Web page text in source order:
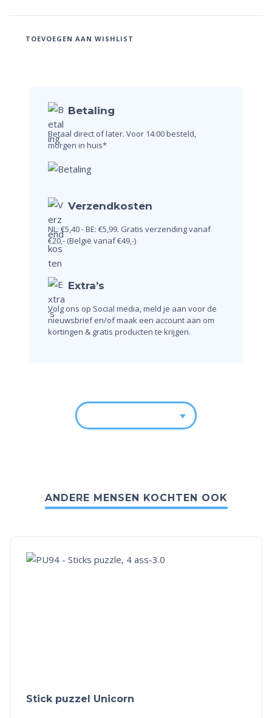
TOEVOEGEN AAN WISHLIST
Betaling
Betaal direct of later. Voor 14:00 besteld,
morgen in huis*
Verzendkosten
NL: €5,40 - BE: €5,99. Gratis verzending vanaf
€20,- (België vanaf €49,-)
Extra’s
Volg ons op Social media, meld je aan voor de
nieuwsbrief en/of maak een account aan om
kortingen & gratis producten te krijgen.
ANDERE MENSEN KOCHTEN OOK
Stick puzzel Unicorn